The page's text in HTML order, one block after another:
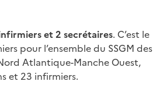
et 2 secrétaires. C’est le
pour l’ensemble du SSGM des
Atlantique-Manche Ouest,
et 23 infirmiers.